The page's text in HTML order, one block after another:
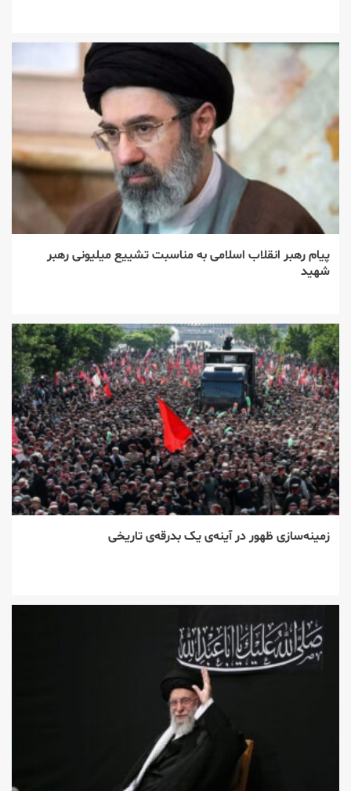
پیام رهبر انقلاب اسلامی به مناسبت تشییع میلیونی رهبر
شهید
زمینه‌سازی ظهور در آینه‌ی یک بدرقه‌ی تاریخی